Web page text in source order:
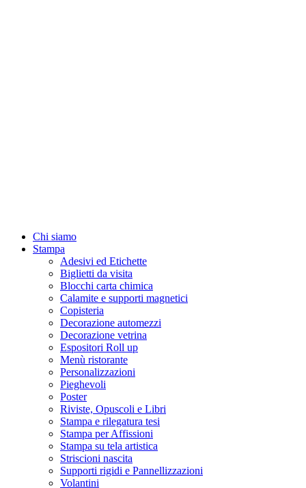
Chi siamo
Stampa
Adesivi ed Etichette
Biglietti da visita
Blocchi carta chimica
Calamite e supporti magnetici
Copisteria
Decorazione automezzi
Decorazione vetrina
Espositori Roll up
Menù ristorante
Personalizzazioni
Pieghevoli
Poster
Riviste, Opuscoli e Libri
Stampa e rilegatura tesi
Stampa per Affissioni
Stampa su tela artistica
Striscioni nascita
Supporti rigidi e Pannellizzazioni
Volantini